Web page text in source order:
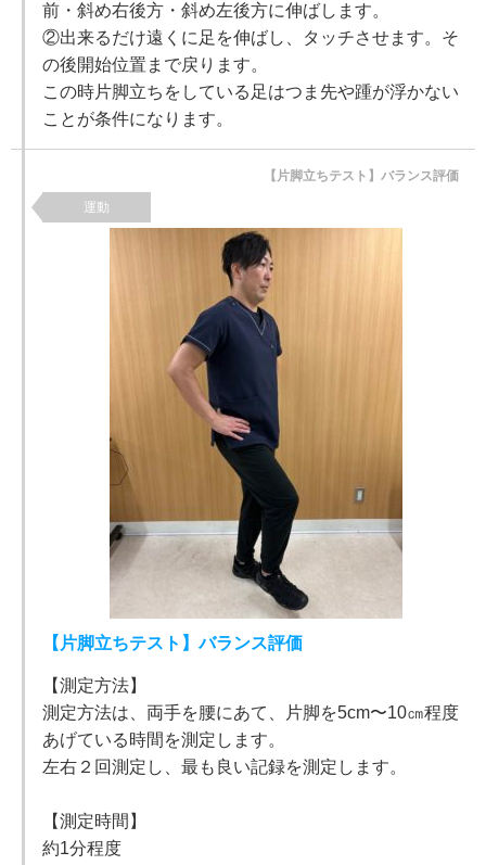
前・斜め右後方・斜め左後方に伸ばします。
②出来るだけ遠くに足を伸ばし、タッチさせます。そ
の後開始位置まで戻ります。
この時片脚立ちをしている足はつま先や踵が浮かない
ことが条件になります。
【片脚立ちテスト】バランス評価
運動
【片脚立ちテスト】バランス評価
【測定方法】
測定方法は、両手を腰にあて、片脚を5cm〜10㎝程度
あげている時間を測定します。
左右２回測定し、最も良い記録を測定します。
【測定時間】
約1分程度